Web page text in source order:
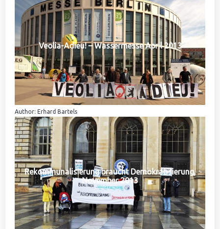
Veolia-Adieu! – Wassermesse April 2013
Author: Erhard Bartels
Rekommunalisierung braucht Demokratisierung,
November 2013